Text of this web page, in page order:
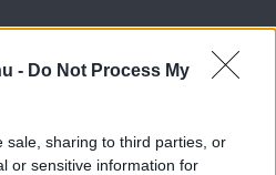
- Do Not Process My
sale, sharing to third parties, or
or sensitive information for